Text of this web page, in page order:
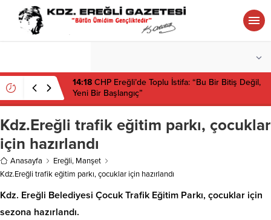
14:18 CHP Ereğli’de Toplu İstifa: “Bu Bir Bitiş Değil,
Yeni Bir Başlangıç”
Kdz.Ereğli trafik eğitim parkı, çocuklar
için hazırlandı
Anasayfa Ereğli, Manşet
Kdz.Ereğli trafik eğitim parkı, çocuklar için hazırlandı
Kdz. Ereğli Belediyesi Çocuk Trafik Eğitim Parkı, çocuklar için
sezona hazırlandı.